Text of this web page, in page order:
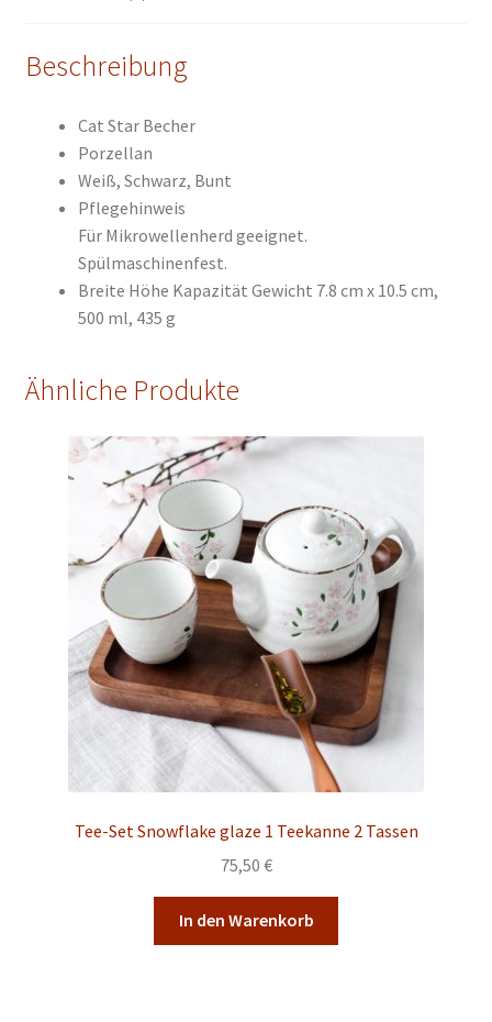
Beschreibung
Cat Star Becher
Porzellan
Weiß, Schwarz, Bunt
Pflegehinweis
Für Mikrowellenherd geeignet.
Spülmaschinenfest.
Breite Höhe Kapazität Gewicht 7.8 cm x 10.5 cm,
500 ml, 435 g
Ähnliche Produkte
Tee-Set Snowflake glaze 1 Teekanne 2 Tassen
75,50 €
In den Warenkorb